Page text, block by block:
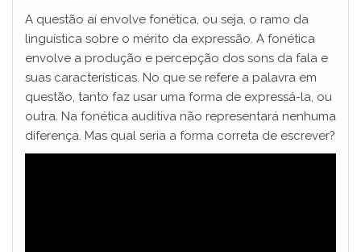
A questão aí envolve fonética, ou seja, o ramo da
linguística sobre o mérito da expressão. A fonética
envolve a produção e percepção dos sons da fala e
suas características. No que se refere a palavra em
questão, tanto faz usar uma forma de expressá-la, ou
outra. Na fonética auditiva não representará nenhuma
diferença. Mas qual seria a forma correta de escrever?